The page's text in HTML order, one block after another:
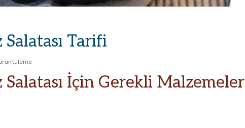
Tarifi
İçin Gerekli Malzemeler